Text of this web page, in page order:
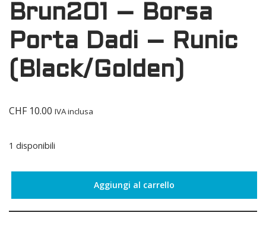
Brun201 – Borsa
Porta Dadi – Runic
(Black/Golden)
CHF10.00 IVA inclusa
1 disponibili
Aggiungi al carrello